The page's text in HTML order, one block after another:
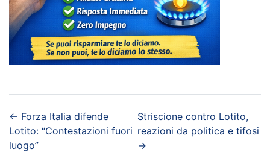
← Forza Italia difende
Lotito: “Contestazioni fuori
luogo”
Striscione contro Lotito,
reazioni da politica e tifosi
→